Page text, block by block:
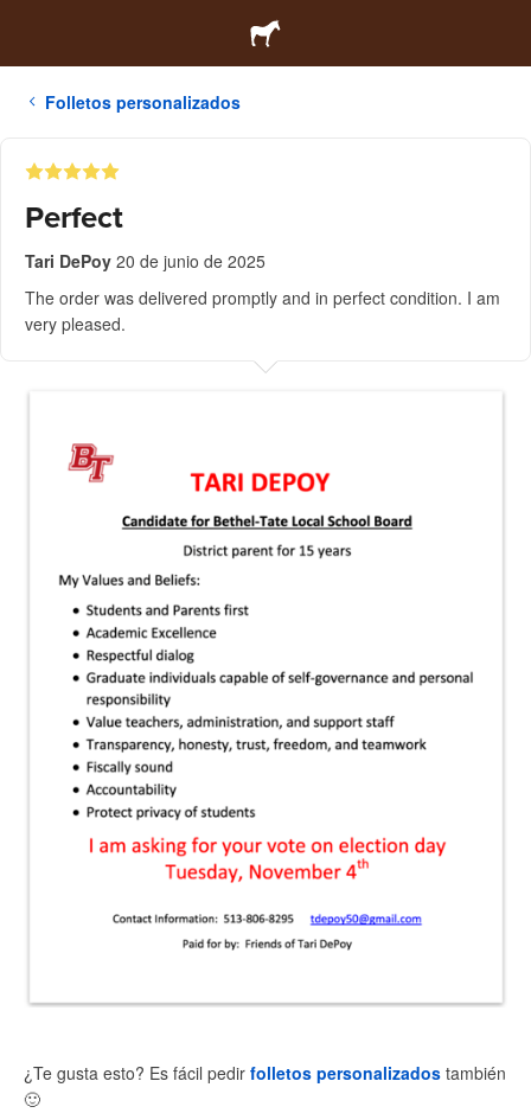
Folletos personalizados
Perfect
Tari DePoy 20 de junio de 2025
The order was delivered promptly and in perfect condition. I am
very pleased.
¿Te gusta esto? Es fácil pedir folletos personalizados también
🙂